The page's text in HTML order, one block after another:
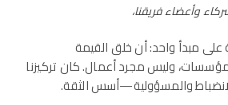
وأعضاء فريقنا،
مبدأ واحد: أن خلق القيمة
وليس مجرد أعمال. كان تركيزنا
والمسؤولية—أسس الثقة.